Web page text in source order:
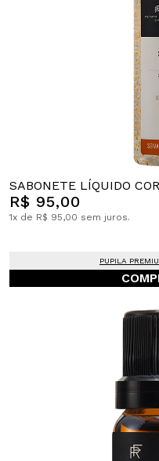
SABONETE LÍQUIDO
R$ 95,00
1x de R$ 95,00 sem juros.
PUPILA